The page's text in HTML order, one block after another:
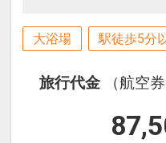
大浴場 駅徒歩5分
旅行代金
（航空